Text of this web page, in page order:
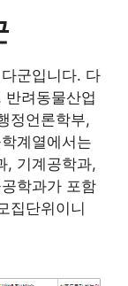
군입니다. 다
려동물산업
정언론학부,
계열에서는
, 기계공학과,
학과가 포함
집단위이니